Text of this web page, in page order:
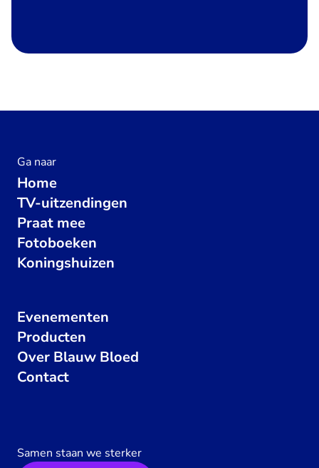
Ga naar
Home
TV-uitzendingen
Praat mee
Fotoboeken
Koningshuizen
Evenementen
Producten
Over Blauw Bloed
Contact
Samen staan we sterker